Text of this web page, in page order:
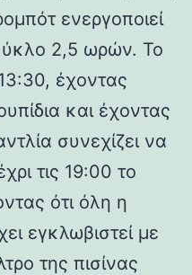
ενεργοποιεί
2,5 ωρών. Το
έχοντας
και έχοντας
συνεχίζει να
τις 19:00 το
ότι όλη η
εγκλωβιστεί με
της πισίνας